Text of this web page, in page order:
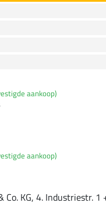
aankoop)
aankoop)
Co. KG, 4. Industriestr.